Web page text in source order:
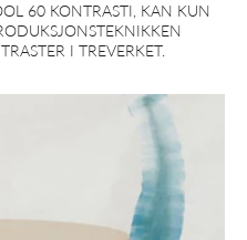
60 KONTRASTI, KAN KUN
I TREVERKET.